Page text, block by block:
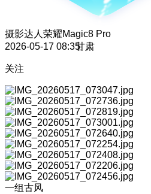
摄影达人 荣耀Magic8 Pro
2026-05-17 08:35甘肃
关注
一组古风